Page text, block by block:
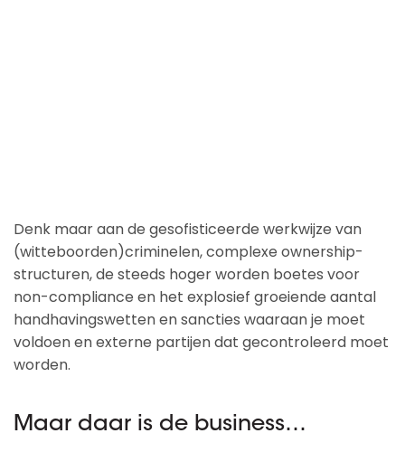
Denk maar aan de gesofisticeerde werkwijze van
(witteboorden)criminelen, complexe ownership-
structuren, de steeds hoger worden boetes voor
non-compliance en het explosief groeiende aantal
handhavingswetten en sancties waaraan je moet
voldoen en externe partijen dat gecontroleerd moet
worden.
Maar daar is de business…